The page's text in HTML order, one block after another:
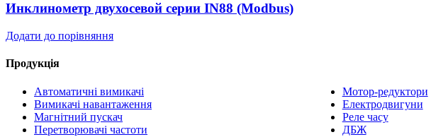
Инклинометр двухосевой серии IN88 (Modbus)
Додати до порівняння
Продукція
Автоматичні вимикачі
Вимикачі навантаження
Магнітний пускач
Перетворювачі частоти
Мотор-редуктори
Електродвигуни
Реле часу
ДБЖ